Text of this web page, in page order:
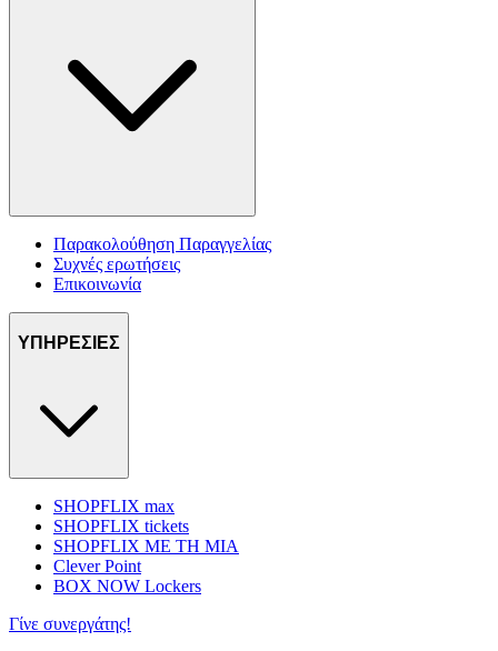
Παρακολούθηση Παραγγελίας
Συχνές ερωτήσεις
Επικοινωνία
ΥΠΗΡΕΣΙΕΣ
SHOPFLIX max
SHOPFLIX tickets
SHOPFLIX ΜΕ ΤΗ ΜΙΑ
Clever Point
BOX NOW Lockers
Γίνε συνεργάτης!